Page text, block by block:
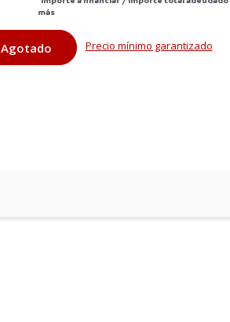
más
Agotado Precio mínimo garantizado